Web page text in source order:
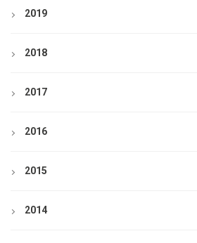
2019
2018
2017
2016
2015
2014